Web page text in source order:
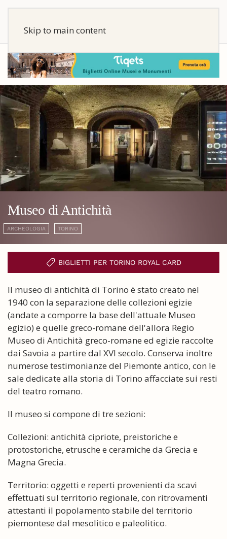
Skip to main content
Museo di Antichità
ARCHEOLOGIA TORINO
BIGLIETTI PER TORINO ROYAL CARD
Il museo di antichità di Torino è stato creato nel
1940 con la separazione delle collezioni egizie
(andate a comporre la base dell'attuale Museo
egizio) e quelle greco-romane dell'allora Regio
Museo di Antichità greco-romane ed egizie raccolte
dai Savoia a partire dal XVI secolo. Conserva inoltre
numerose testimonianze del Piemonte antico, con le
sale dedicate alla storia di Torino affacciate sui resti
del teatro romano.
Il museo si compone di tre sezioni:
Collezioni: antichità cipriote, preistoriche e
protostoriche, etrusche e ceramiche da Grecia e
Magna Grecia.
Territorio: oggetti e reperti provenienti da scavi
effettuati sul territorio regionale, con ritrovamenti
attestanti il popolamento stabile del territorio
piemontese dal mesolitico e paleolitico.